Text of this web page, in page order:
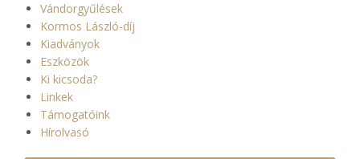
Vándorgyűlések
Kormos László-díj
Kiadványok
Eszközök
Ki kicsoda?
Linkek
Támogatóink
Hírolvasó